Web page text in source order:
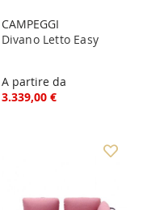
CAMPEGGI
Divano Letto Easy
A partire da
3.339,00 €